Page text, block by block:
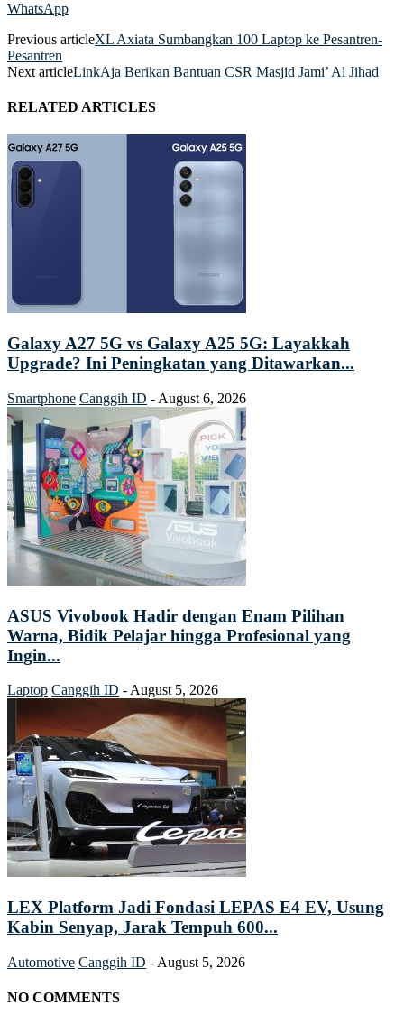
WhatsApp
Previous articleXL Axiata Sumbangkan 100 Laptop ke Pesantren-
Pesantren
Next articleLinkAja Berikan Bantuan CSR Masjid Jami’ Al Jihad
RELATED ARTICLES
Galaxy A27 5G vs Galaxy A25 5G: Layakkah
Upgrade? Ini Peningkatan yang Ditawarkan...
Smartphone Canggih ID - August 6, 2026
ASUS Vivobook Hadir dengan Enam Pilihan
Warna, Bidik Pelajar hingga Profesional yang
Ingin...
Laptop Canggih ID - August 5, 2026
LEX Platform Jadi Fondasi LEPAS E4 EV, Usung
Kabin Senyap, Jarak Tempuh 600...
Automotive Canggih ID - August 5, 2026
NO COMMENTS